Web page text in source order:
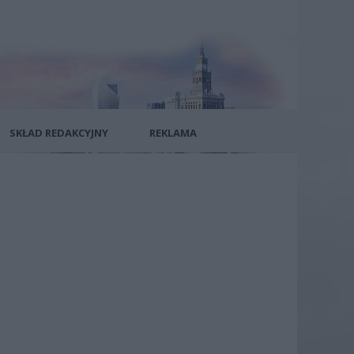
SKŁAD REDAKCYJNY REKLAMA